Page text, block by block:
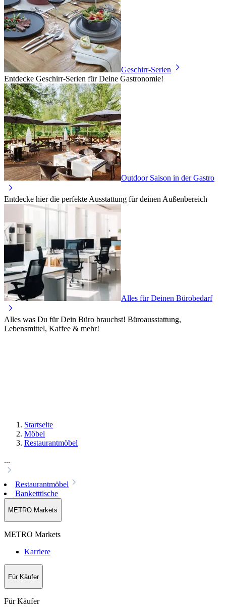
Geschirr-Serien
Entdecke Geschirr-Serien für Deine Gastronomie!
Outdoor Saison in der Gastro
Entdecke hier die perfekte Ausstattung für deinen Außenbereich
Alles für Deinen Bürobedarf
Alles was Du für Dein Büro brauchst! Büroausstattung,
Lebensmittel, Kaffee & mehr!
Startseite
Möbel
Restaurantmöbel
...
Restaurantmöbel
Banketttische
METRO Markets
METRO Markets
Karriere
Für Käufer
Für Käufer